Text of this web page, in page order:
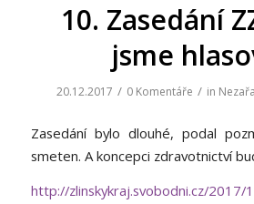
10. Zasedání
jsme
20.12.2017 / 0 Komentáře / in
Zasedání bylo dlouhé, podal
smeten. A koncepci zdravotnictví
http://zlinskykraj.svobodni.cz/2017/